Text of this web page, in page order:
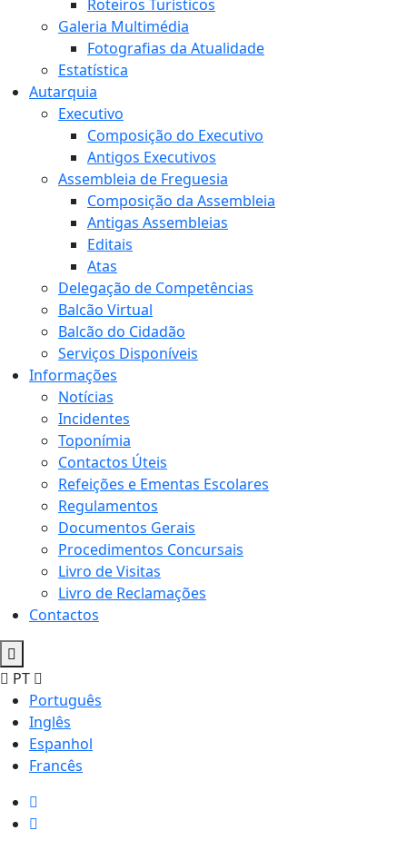
Roteiros Turísticos
Galeria Multimédia
Fotografias da Atualidade
Estatística
Autarquia
Executivo
Composição do Executivo
Antigos Executivos
Assembleia de Freguesia
Composição da Assembleia
Antigas Assembleias
Editais
Atas
Delegação de Competências
Balcão Virtual
Balcão do Cidadão
Serviços Disponíveis
Informações
Notícias
Incidentes
Toponímia
Contactos Úteis
Refeições e Ementas Escolares
Regulamentos
Documentos Gerais
Procedimentos Concursais
Livro de Visitas
Livro de Reclamações
Contactos
PT
Português
Inglês
Espanhol
Francês